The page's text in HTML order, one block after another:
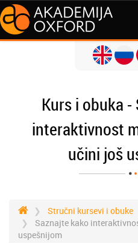
Kurs i obuka
interaktivnost
učini još
Stručni kursevi i obuke
Saznajte kako
uspešnijom